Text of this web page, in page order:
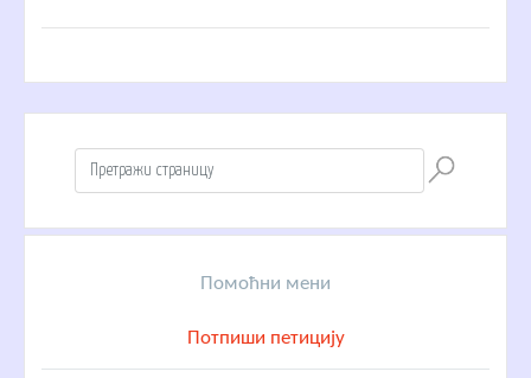
Помоћни мени
Потпиши петицију